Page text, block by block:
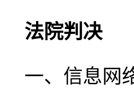
法院判决
一、信息网